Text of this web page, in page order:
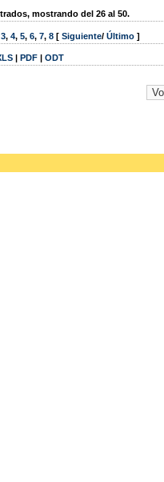
mostrando del 26 al 50.
3, 4, 5, 6, 7, 8 [ Siguiente/ Último ]
| PDF | ODT